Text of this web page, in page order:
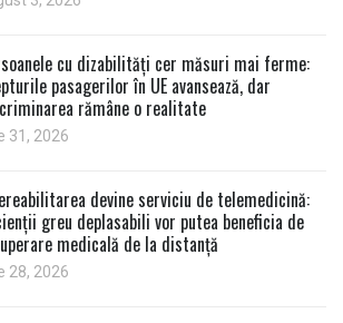
cu dizabilități cer măsuri mai ferme:
pasagerilor în UE avansează, dar
rămâne o realitate
31, 2026
devine serviciu de telemedicină:
greu deplasabili vor putea beneficia de
medicală de la distanță
28, 2026